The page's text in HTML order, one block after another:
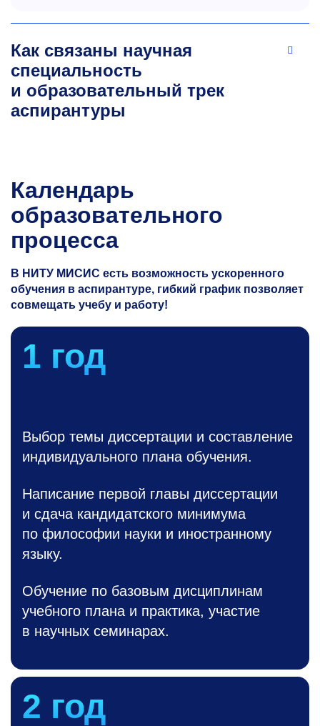
Как связаны научная
специальность
и образовательный трек
аспирантуры
Календарь
образовательного
процесса
В НИТУ МИСИС есть возможность ускоренного
обучения в аспирантуре, гибкий график позволяет
совмещать учебу и работу!
1 год
Выбор темы диссертации и составление
индивидуального плана обучения.
Написание первой главы диссертации
и сдача кандидатского минимума
по философии науки и иностранному
языку.
Обучение по базовым дисциплинам
учебного плана и практика, участие
в научных семинарах.
2 год